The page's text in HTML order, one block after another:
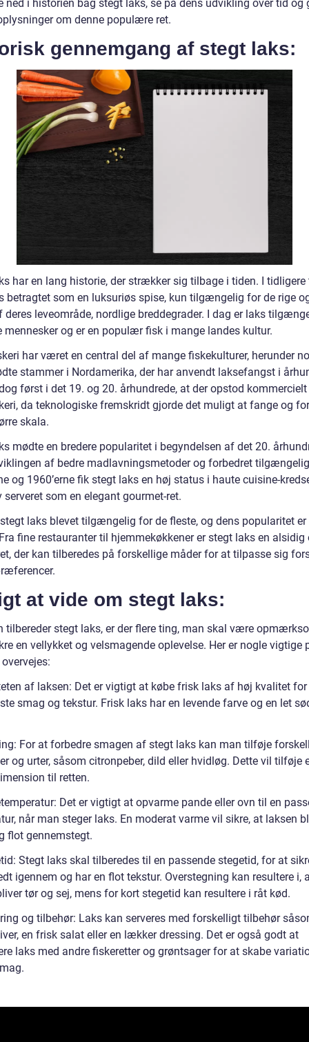
ned i historien bag stegt laks, se på dens udvikling over tid og
om denne populære ret.
gennemgang af stegt laks:
har en lang historie, der strækker sig tilbage i tiden. I tidligere
betragtet som en luksuriøs spise, kun tilgængelig for de rige
deres leveområde, nordlige breddegrader. I dag er laks
mennesker og er en populær fisk i mange landes kultur.
har været en central del af mange fiskekulturer, herunder
stammer i Nordamerika, der har anvendt laksefangst i
først i det 19. og 20. århundrede, at der opstod kommercielt
da teknologiske fremskridt gjorde det muligt at fange og
skala.
mødte en bredere popularitet i begyndelsen af det 20.
af bedre madlavningsmetoder og forbedret
og 1960’erne fik stegt laks en høj status i haute cuisine-
serveret som en elegant gourmet-ret.
laks blevet tilgængelig for de fleste, og dens popularitet
fine restauranter til hjemmekøkkener er stegt laks en alsidig
der kan tilberedes på forskellige måder for at tilpasse sig
at vide om stegt laks:
tilbereder stegt laks, er der flere ting, man skal være
en vellykket og velsmagende oplevelse. Her er nogle vigtige
af laksen: Det er vigtigt at købe frisk laks af høj kvalitet
smag og tekstur. Frisk laks har en levende farve og en let
For at forbedre smagen af stegt laks kan man tilføje
og urter, såsom citronpeber, dild eller hvidløg. Dette vil tilføje
til retten.
Det er vigtigt at opvarme pande eller ovn til en
når man steger laks. En moderat varme vil sikre, at laksen
flot gennemstegt.
Stegt laks skal tilberedes til en passende stegetid, for at
igennem og har en flot tekstur. Overstegning kan resultere i,
tør og sej, mens for kort stegetid kan resultere i råt kød.
og tilbehør: Laks kan serveres med forskelligt tilbehør
en frisk salat eller en lækker dressing. Det er også godt at
laks med andre fiskeretter og grøntsager for at skabe